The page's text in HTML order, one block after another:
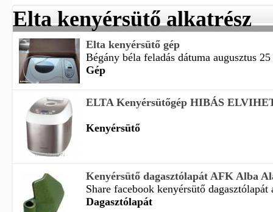
Elta kenyérsütő alkatrész
Elta kenyérsütő gép
Bégány béla feladás dátuma augusztus
Gép
ELTA Kenyérsütőgép HIBÁS
Kenyérsütő
Kenyérsütő dagasztólapát AFK Alba
Share facebook kenyérsütő
Dagasztólapát